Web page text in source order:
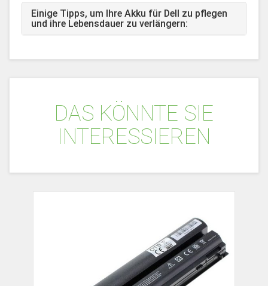
Einige Tipps, um Ihre Akku für Dell zu pflegen
und ihre Lebensdauer zu verlängern:
DAS KÖNNTE SIE
INTERESSIEREN